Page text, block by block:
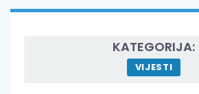
KATEGORIJA:
VIJESTI